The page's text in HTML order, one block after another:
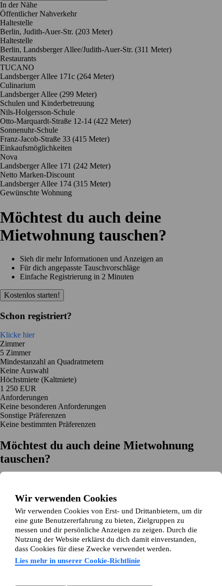
Wir verwenden Cookies
Wir verwenden Cookies von Erst- und Drittanbietern, um dir
eine gute Benutzererfahrung zu bieten, Zielgruppen zu
messen und dir persönliche Anzeigen zu zeigen. Durch die
Nutzung der Website erklärst du dich damit einverstanden,
dass Cookies für diese Zwecke verwendet werden.
Lies mehr in unserer Cookie-Richtlinie
In der Nähe
Öffentlicher Nahverkehr
Haltestelle
Berlin, Judith-Auer-Str. (203 Meter)
Haltestelle
Berlin, Landsberger Allee/Judith-Auer-Str. (311 Meter)
Restaurants
TUCANO
Landsberger Allee 171c (264 Meter)
Culinarium
Landsberger Allee (299 Meter)
Schulen und Kinderbetreuung
Nils-Holgersson-Schule
Otto-Marquardt-Straße 12-14 (422 Meter)
Sonnenuhr-Schule
Franz-Jacob-Straße 33 (415 Meter)
Einkaufsmöglichkeiten
Nova
Landsberger Allee 171 (242 Meter)
Netto Marken-Discount
Landsberger Allee 174 (315 Meter)
Gewünschte Wohnung
Möchtest du auch deine
Mietwohnung tauschen?
Sieh dir mehr Informationen und Anzeigen an
Für dich angepasste Tauschvorschläge
Einfache Registrierung in 2 Minuten
Kostenlos starten!
Schon registriert?
Klicke hier
Zimmer
5 Zimmer
Mindestanzahl an Quadratmetern
Keine Auswahl
Höchstmiete (Kaltmiete)
1 250 EUR
Anforderungen
Keine besonderen Anforderungen
Sonstige Präferenzen
Keine bestimmten Präferenzen
Möchtest du auch deine Mietwohnung
tauschen?
Einfache Registrierung in 2 Minuten
Jetzt gratis loslegen
Loslegen
Jetzt gratis loslegen Anzeigen suchenAnmelden
Mehr lesen
Neuigkeiten und Tipps
Über Wohnungsswap.de